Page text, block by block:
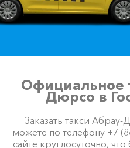
Официальное
Дюрсо в
Заказать такси Абрау-
можете по телефону +7
сайте круглосуточно,